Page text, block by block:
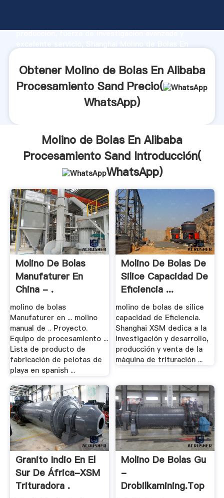
producción, fuerza de investigación avanzada y
y aporta valores a todos los clientes.
Obtener Molino de Bolas En Alibaba
Procesamiento Sand Precio(
WhatsApp)
Molino de Bolas En Alibaba
Procesamiento Sand Introducción(
WhatsApp)
Molino De Bolas
Manufaturer En
China - .
molino de bolas
Manufaturer en ... molino
manual de .. Proyecto.
Equipo de procesamiento ...
Lista de producto de
fabricación de pelotas de
playa en spanish ...
Molino De Bolas De
Silice Capacidad De
Eficiencia ...
molino de bolas de silice
capacidad de Eficiencia.
Shanghai XSM dedica a la
investigación y desarrollo,
producción y venta de la
máquina de trituración ...
Granito Indio En El
Sur De África-XSM
Trituradora .
Molino De Bolas Gu
-
Drobilkamining.top